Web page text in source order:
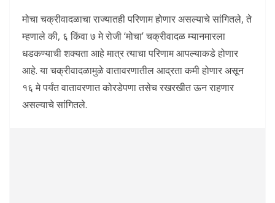
मोचा चक्रीवादळाचा राज्यातही परिणाम होणार असल्याचे सांगितले, ते
म्हणाले की, ६ किंवा ७ मे रोजी ‘मोचा’ चक्रीवादळ म्यानमारला
धडकण्याची शक्यता आहे मात्र त्याचा परिणाम आपल्याकडे होणार
आहे. या चक्रीवादळामुळे वातावरणातील आद्रता कमी होणार असून
१६ मे पर्यंत वातावरणात कोरडेपणा तसेच रखरखीत ऊन राहणार
असल्याचे सांगितले.